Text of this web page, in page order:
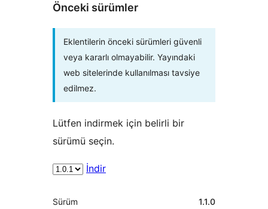
Önceki sürümler
Eklentilerin önceki sürümleri güvenli
veya kararlı olmayabilir. Yayındaki
web sitelerinde kullanılması tavsiye
edilmez.
Lütfen indirmek için belirli bir
sürümü seçin.
İndir
Meta
Sürüm 1.1.0